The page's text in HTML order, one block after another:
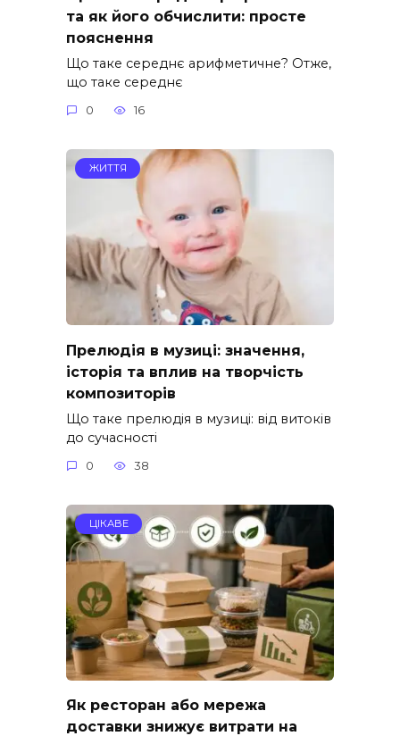
та як його обчислити: просте
пояснення
Що таке середнє арифметичне? Отже,
що таке середнє
0 16
ЖИТТЯ
Прелюдія в музиці: значення,
історія та вплив на творчість
композиторів
Що таке прелюдія в музиці: від витоків
до сучасності
0 38
ЦІКАВЕ
Як ресторан або мережа
доставки знижує витрати на